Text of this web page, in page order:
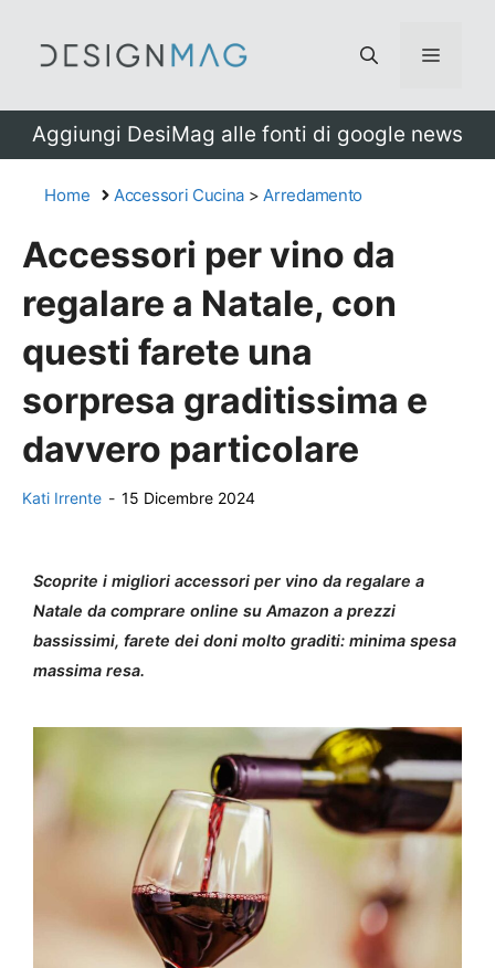
Menu
Aggiungi DesiMag alle fonti di google news
Home Accessori Cucina >Arredamento
Accessori per vino da
regalare a Natale, con
questi farete una
sorpresa graditissima e
davvero particolare
Kati Irrente - 15 Dicembre 2024
Scoprite i migliori accessori per vino da regalare a
Natale da comprare online su Amazon a prezzi
bassissimi, farete dei doni molto graditi: minima spesa
massima resa.